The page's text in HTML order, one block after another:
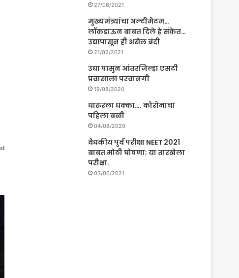
27/06/2021
मुख्यमंत्र्यांचा अल्टीमेटम…
लॉकडाऊन बाबत दिले हे संकेत…
उद्यापासून ही असेल बंदी
21/02/2021
उद्या पासुन आंतरजिल्हा एसटी
प्रवासाला परवानगी
19/08/2020
धारुरला धक्का…. कोरोनाचा
पहिला बळी
04/08/2020
वैद्यकीय पुर्व परीक्षा NEET 2021
बाबत मोठी घोषणा; या तारखेला
परीक्षा.
03/06/2021